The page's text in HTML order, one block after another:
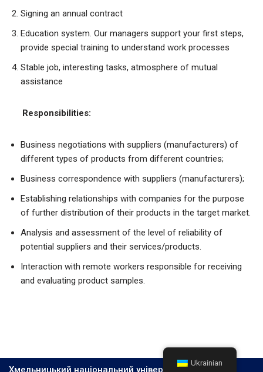
Signing an annual contract
Education system. Our managers support your first steps,
provide special training to understand work processes
Stable job, interesting tasks, atmosphere of mutual
assistance
Responsibilities:
Business negotiations with suppliers (manufacturers) of
different types of products from different countries;
Business correspondence with suppliers (manufacturers);
Establishing relationships with companies for the purpose
of further distribution of their products in the target market.
Analysis and assessment of the level of reliability of
potential suppliers and their services/products.
Interaction with remote workers responsible for receiving
and evaluating product samples.
Хмельницький національний університет, 2026
Ukrainian